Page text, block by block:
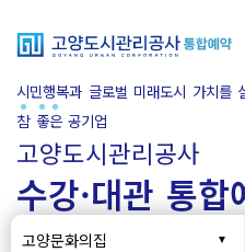
시민행복과 글로벌 미래도시 가치를
참 좋은공기업
고양도시관리공사
수강·대관 통합
고양문화의집